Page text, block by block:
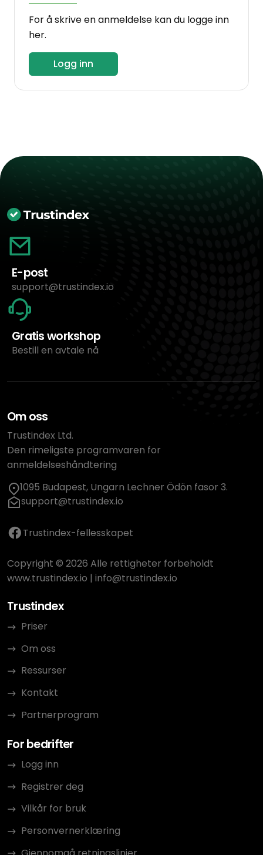
For å skrive en anmeldelse kan du logge inn
her.
Logg inn
E-post
support@trustindex.io
Gratis workshop
Bestill en avtale nå
Om oss
Trustindex Ltd.
Den rimeligste programvaren for
anmeldelseshåndtering
1095 Budapest, Ungarn Lechner Ödön fasor 3.
support@trustindex.io
Trustindex-fellesskapet
Copyright © 2026 Alle rettigheter forbeholdt
www.trustindex.io | info@trustindex.io
Trustindex
Priser
Om oss
Ressurser
Kontakt
Partnerprogram
For bedrifter
Logg inn
Registrer deg
Vilkår for bruk
Personvernerklæring